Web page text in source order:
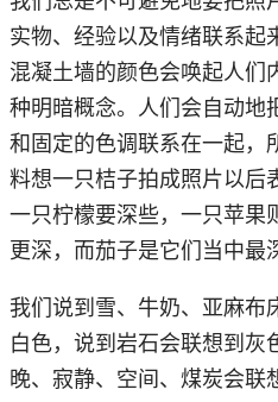
实物、经验以及情绪联系起
混凝土墙的颜色会唤起人们
种明暗概念。人们会自动地
和固定的色调联系在一起，
料想一只桔子拍成照片以后
一只柠檬要深些，一只苹果
更深，而茄子是它们当中最
我们说到雪、牛奶、亚麻布
白色，说到岩石会联想到灰
晚、寂静、空间、煤炭会联